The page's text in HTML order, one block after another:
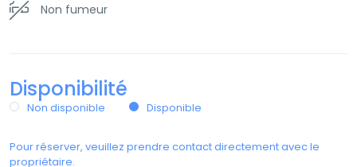
Non fumeur
Disponibilité
Non disponible Disponible
Pour réserver, veuillez prendre contact directement avec le
propriétaire.